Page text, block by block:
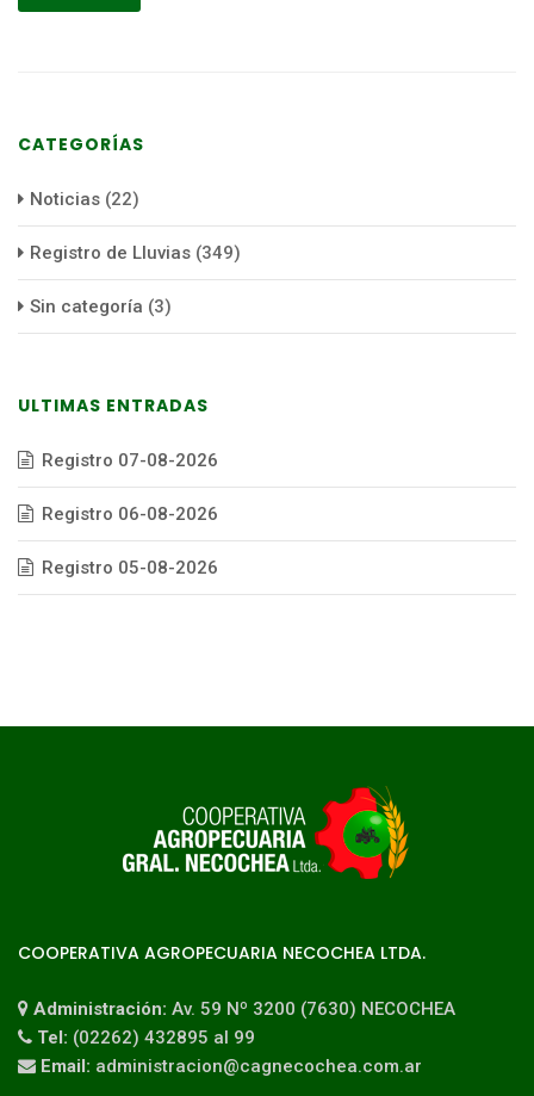
CATEGORÍAS
Noticias (22)
Registro de Lluvias (349)
Sin categoría (3)
ULTIMAS ENTRADAS
Registro 07-08-2026
Registro 06-08-2026
Registro 05-08-2026
COOPERATIVA AGROPECUARIA NECOCHEA LTDA.
Administración: Av. 59 Nº 3200 (7630) NECOCHEA
Tel: (02262) 432895 al 99
Email: administracion@cagnecochea.com.ar